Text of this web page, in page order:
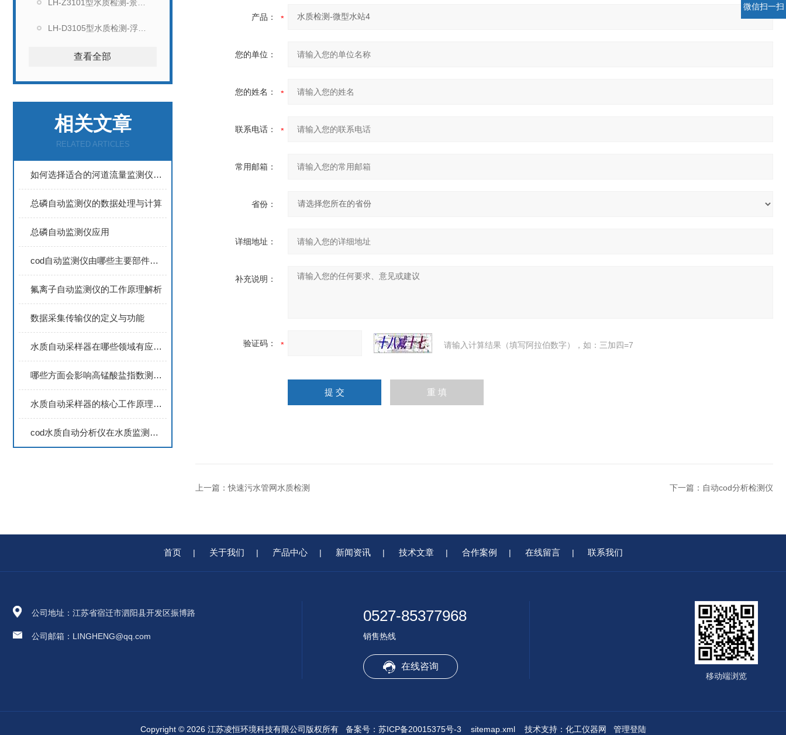
查看全部
相关文章
RELATED ARTICLES
如何选择适合的河道流量监测仪：选型指南
总磷自动监测仪的数据处理与计算
总磷自动监测仪应用
cod自动监测仪由哪些主要部件组成？
氟离子自动监测仪的工作原理解析
数据采集传输仪的定义与功能
水质自动采样器在哪些领域有应用？
哪些方面会影响高锰酸盐指数测定的结果
水质自动采样器的核心工作原理是什么？如何保障水样采集的科学性？
cod水质自动分析仪在水质监测中有哪些重要作用？
产品：
您的单位：
您的姓名：
联系电话：
常用邮箱：
省份：
详细地址：
补充说明：
验证码： 请输入计算结果（填写阿拉伯数字），如：三加四=7
上一篇：快速污水管网水质检测 下一篇： 自动cod分析检测仪
首页 | 关于我们 | 产品中心 | 新闻资讯 | 技术文章 | 合作案例 | 在线留言 | 联系我们
公司地址：江苏省宿迁市泗阳县开发区振博路
公司邮箱：LINGHENG@qq.com
0527-85377968
销售热线
在线咨询
移动端浏览
Copyright © 2026 江苏凌恒环境科技有限公司版权所有 备案号：苏ICP备20015375号-3 sitemap.xml技术支持： 化工仪器网 管理登陆
微信扫一扫